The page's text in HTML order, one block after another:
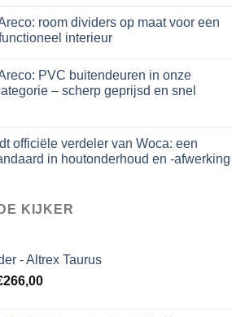
room dividers op maat voor een
interieur
PVC buitendeuren in onze
– scherp geprijsd en snel
officiële verdeler van Woca: een
in houtonderhoud en -afwerking
KIJKER
- Altrex Taurus
266,00